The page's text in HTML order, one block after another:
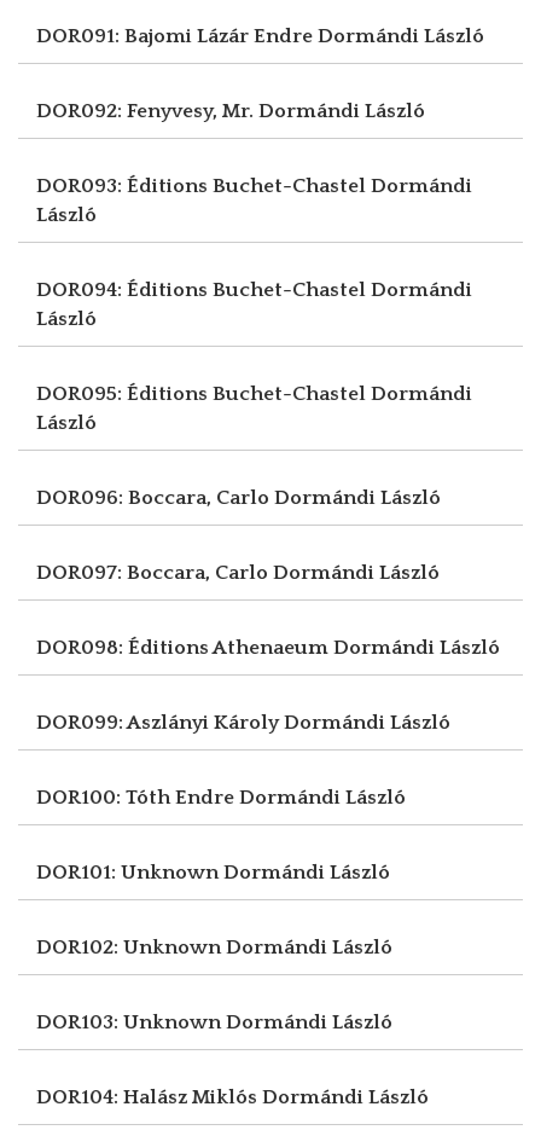
DOR091: Bajomi Lázár Endre Dormándi László
DOR092: Fenyvesy, Mr. Dormándi László
DOR093: Éditions Buchet-Chastel Dormándi
László
DOR094: Éditions Buchet-Chastel Dormándi
László
DOR095: Éditions Buchet-Chastel Dormándi
László
DOR096: Boccara, Carlo Dormándi László
DOR097: Boccara, Carlo Dormándi László
DOR098: Éditions Athenaeum Dormándi László
DOR099: Aszlányi KárolyDormándi László
DOR100: Tóth Endre Dormándi László
DOR101: UnknownDormándi László
DOR102: UnknownDormándi László
DOR103: UnknownDormándi László
DOR104: Halász Miklós Dormándi László